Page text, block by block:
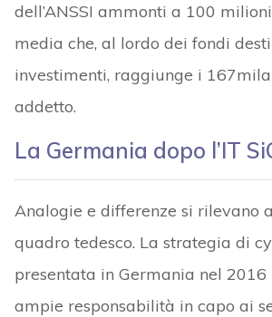
dell’ANSSI ammonti a 100 milioni
media che, al lordo dei fondi
investimenti, raggiunge i
addetto.
La Germania dopo l’IT
Analogie e differenze si rilevano
quadro tedesco. La strategia di
presentata in Germania nel 2016
ampie responsabilità in capo ai